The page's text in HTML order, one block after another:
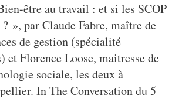
être au travail : et si les SCOP
», par Claude Fabre, maître de
de gestion (spécialité
et Florence Loose, maitresse de
sociale, les deux à
In The Conversation du 5